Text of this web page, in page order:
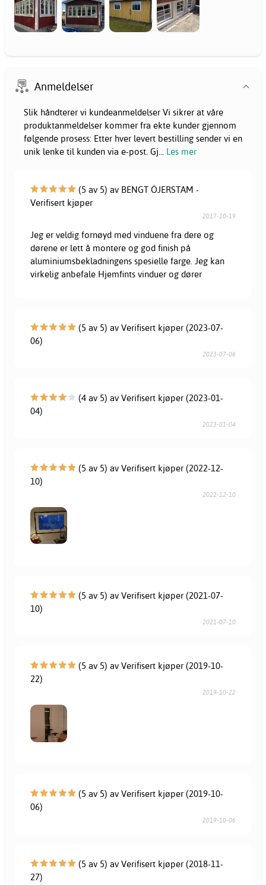
Anmeldelser
Slik håndterer vi kundeanmeldelser Vi sikrer at våre
produktanmeldelser kommer fra ekte kunder gjennom
følgende prosess: Etter hver levert bestilling sender vi en
unik lenke til kunden via e-post. Gj... Les mer
(5 av 5) av BENGT ÖJERSTAM -
Verifisert kjøper
2017-10-19
Jeg er veldig fornøyd med vinduene fra dere og
dørene er lett å montere og god finish på
aluminiumsbekladningens spesielle farge. Jeg kan
virkelig anbefale Hjemfints vinduer og dører
(5 av 5) av Verifisert kjøper (2023-07-
06)
2023-07-06
(4 av 5) av Verifisert kjøper (2023-01-
04)
2023-01-04
(5 av 5) av Verifisert kjøper (2022-12-
10)
2022-12-10
(5 av 5) av Verifisert kjøper (2021-07-
10)
2021-07-10
(5 av 5) av Verifisert kjøper (2019-10-
22)
2019-10-22
(5 av 5) av Verifisert kjøper (2019-10-
06)
2019-10-06
(5 av 5) av Verifisert kjøper (2018-11-
27)